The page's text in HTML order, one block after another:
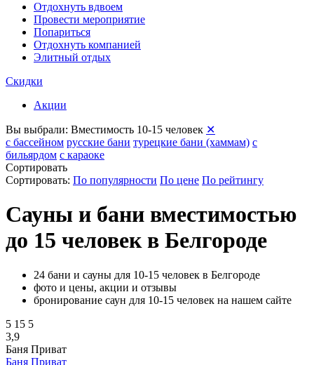
Отдохнуть вдвоем
Провести мероприятие
Попариться
Отдохнуть компанией
Элитный отдых
Скидки
Акции
Вы выбрали: Вместимость 10-15 человек ✕
с бассейном русские бани турецкие бани (хаммам) с
бильярдом с караоке
Сортировать
Сортировать: По популярности По цене По рейтингу
Сауны и бани вместимостью
до 15 человек в Белгороде
24 бани и сауны для 10-15 человек в Белгороде
фото и цены, акции и отзывы
бронирование саун для 10-15 человек на нашем сайте
5 15 5
3,9
Баня Приват
Баня Приват